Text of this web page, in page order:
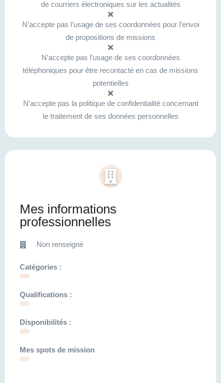
de courriers électroniques sur les actualités
N’accepte pas l’usage de ses coordonnées pour l’envoi
de propositions de missions
N’accepte pas l’usage de ses coordonnées
téléphoniques pour être recontacté en cas de missions
potentielles
N'accepte pas la politique de confidentialité concernant
le traitement de ses données personnelles
Mes informations
professionnelles
Non renseigné
Catégories :
Qualifications :
Disponibilités :
Mes spots de mission